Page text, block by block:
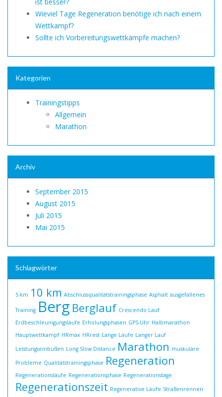
Wieviel Tage Regeneration benötige ich nach einem
Wettkampf?
Sollte ich Vorbereitungswettkämpfe machen?
Kategorien
Trainingstipps
Allgemein
Marathon
Archiv
September 2015
August 2015
Juli 2015
Mai 2015
Schlagwörter
5 km 10 km Abschlussqualitätstrainingsphase Asphalt ausgefallenes
Training Berg Berglauf Crescendo Lauf
Erdbeschleunigungsläufe Erholungsphasen GPS-Uhr Halbmarathon
Hauptwettkampf HRmax HRrest Lange Läufe Langer Lauf
Leistungseinbußen Long Slow Distance Marathon muskuläre
Probleme Qualitätstrainingsphase Regeneration
Regenerationsläufe Regenerationsphase Regenerationstage
Regenerationszeit Regenerative Läufe Straßenrennen